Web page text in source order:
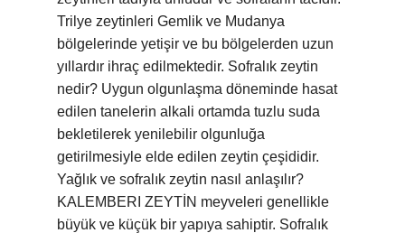
Trilye zeytinleri Gemlik ve Mudanya
bölgelerinde yetişir ve bu bölgelerden uzun
yıllardır ihraç edilmektedir. Sofralık zeytin
nedir? Uygun olgunlaşma döneminde hasat
edilen tanelerin alkali ortamda tuzlu suda
bekletilerek yenilebilir olgunluğa
getirilmesiyle elde edilen zeytin çeşididir.
Yağlık ve sofralık zeytin nasıl anlaşılır?
KALEMBERI ZEYTİN meyveleri genellikle
büyük ve küçük bir yapıya sahiptir. Sofralık